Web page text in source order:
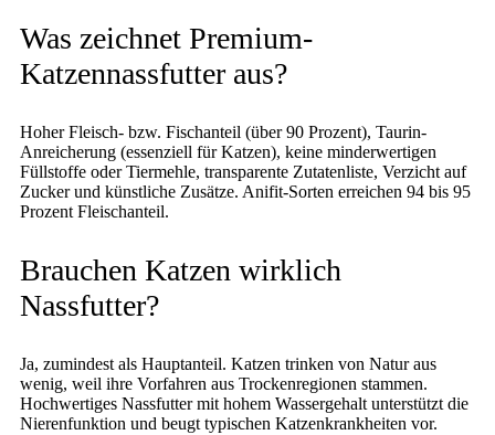
Was zeichnet Premium-
Katzennassfutter aus?
Hoher Fleisch- bzw. Fischanteil (über 90 Prozent), Taurin-
Anreicherung (essenziell für Katzen), keine minderwertigen
Füllstoffe oder Tiermehle, transparente Zutatenliste, Verzicht auf
Zucker und künstliche Zusätze. Anifit-Sorten erreichen 94 bis 95
Prozent Fleischanteil.
Brauchen Katzen wirklich
Nassfutter?
Ja, zumindest als Hauptanteil. Katzen trinken von Natur aus
wenig, weil ihre Vorfahren aus Trockenregionen stammen.
Hochwertiges Nassfutter mit hohem Wassergehalt unterstützt die
Nierenfunktion und beugt typischen Katzenkrankheiten vor.